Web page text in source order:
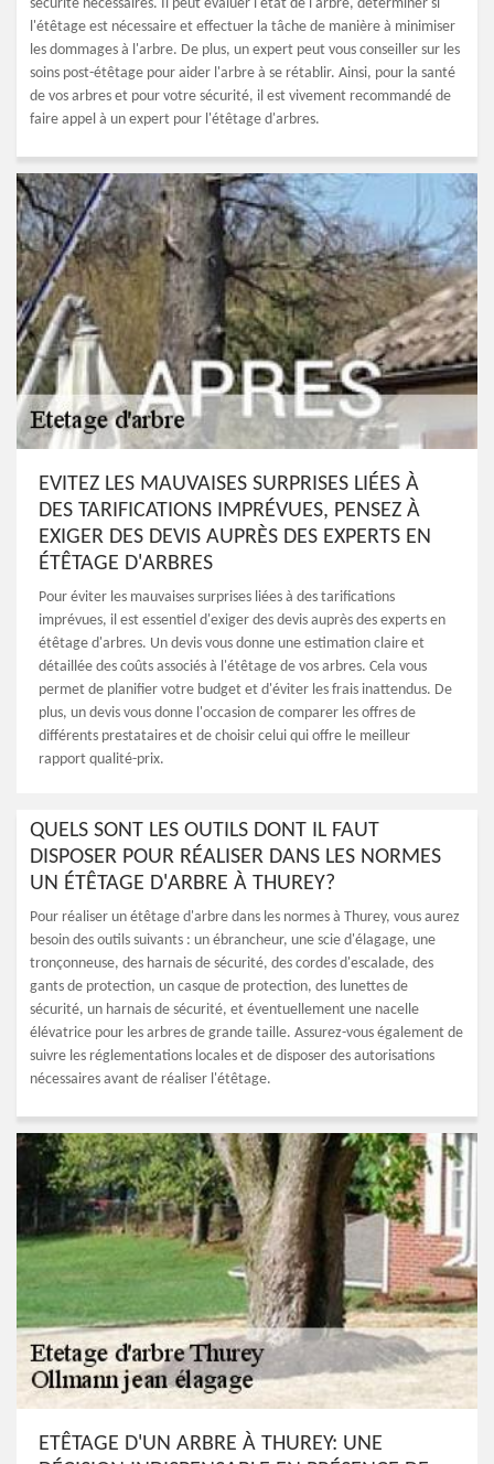
sécurité nécessaires. Il peut évaluer l'état de l'arbre, déterminer si
l'étêtage est nécessaire et effectuer la tâche de manière à minimiser
les dommages à l'arbre. De plus, un expert peut vous conseiller sur les
soins post-étêtage pour aider l'arbre à se rétablir. Ainsi, pour la santé
de vos arbres et pour votre sécurité, il est vivement recommandé de
faire appel à un expert pour l'étêtage d'arbres.
EVITEZ LES MAUVAISES SURPRISES LIÉES À
DES TARIFICATIONS IMPRÉVUES, PENSEZ À
EXIGER DES DEVIS AUPRÈS DES EXPERTS EN
ÉTÊTAGE D'ARBRES
Pour éviter les mauvaises surprises liées à des tarifications
imprévues, il est essentiel d'exiger des devis auprès des experts en
étêtage d'arbres. Un devis vous donne une estimation claire et
détaillée des coûts associés à l'étêtage de vos arbres. Cela vous
permet de planifier votre budget et d'éviter les frais inattendus. De
plus, un devis vous donne l'occasion de comparer les offres de
différents prestataires et de choisir celui qui offre le meilleur
rapport qualité-prix.
QUELS SONT LES OUTILS DONT IL FAUT
DISPOSER POUR RÉALISER DANS LES NORMES
UN ÉTÊTAGE D'ARBRE À THUREY?
Pour réaliser un étêtage d'arbre dans les normes à Thurey, vous aurez
besoin des outils suivants : un ébrancheur, une scie d'élagage, une
tronçonneuse, des harnais de sécurité, des cordes d'escalade, des
gants de protection, un casque de protection, des lunettes de
sécurité, un harnais de sécurité, et éventuellement une nacelle
élévatrice pour les arbres de grande taille. Assurez-vous également de
suivre les réglementations locales et de disposer des autorisations
nécessaires avant de réaliser l'étêtage.
ETÊTAGE D'UN ARBRE À THUREY: UNE